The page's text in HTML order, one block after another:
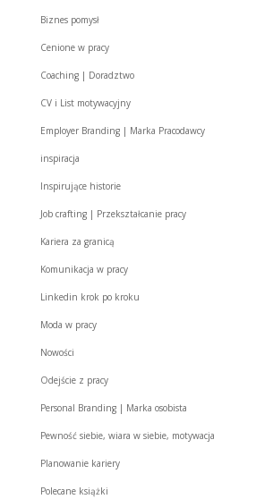
Biznes pomysł
Cenione w pracy
Coaching | Doradztwo
CV i List motywacyjny
Employer Branding | Marka Pracodawcy
inspiracja
Inspirujące historie
Job crafting | Przekształcanie pracy
Kariera za granicą
Komunikacja w pracy
Linkedin krok po kroku
Moda w pracy
Nowości
Odejście z pracy
Personal Branding | Marka osobista
Pewność siebie, wiara w siebie, motywacja
Planowanie kariery
Polecane książki